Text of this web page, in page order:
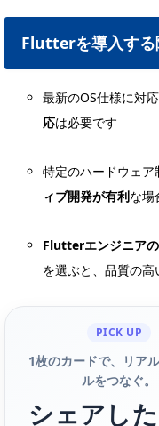
Flutterを導入する
最新のOS仕様に対
応は必要です
特定のハードウェ
ィブ開発が有利な場
Flutterエンジニア
を選ぶと、品質の
PICK UP
1枚のカードで、リア
ルをつなぐ。
シェアし